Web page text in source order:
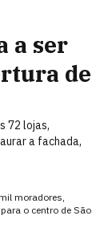
a ser
de
72 lojas,
a fachada,
moradores,
o centro de São